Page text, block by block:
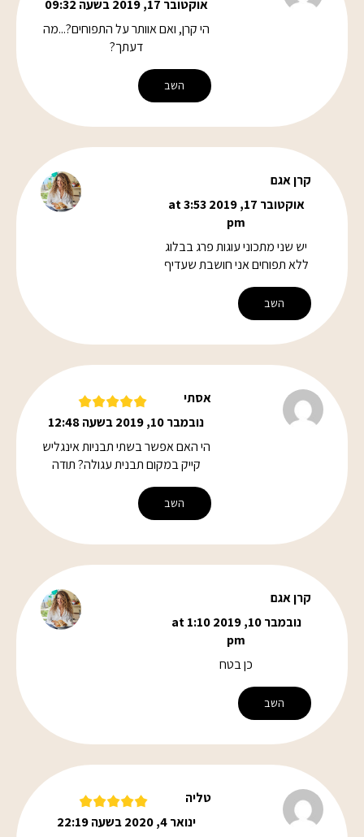
אוקטובר 17, 2019 בשעה 09:32
הי קרן, ואם אוותר על התפוחים?...מה
דעתך?
השב
קרן אגם
אוקטובר 17, 2019 at 3:53
pm
יש שני מתכוני עוגות פרג בבלוג
ללא תפוחים אני חושבת שעדיף
השב
אסתי
נובמבר 10, 2019 בשעה 12:48
הי האם אפשר בשתי תבניות אינגליש
קייק במקום תבנית עגולה? תודה
השב
קרן אגם
נובמבר 10, 2019 at 1:10
pm
כן בטח
השב
טליה
ינואר 4, 2020 בשעה 22:19